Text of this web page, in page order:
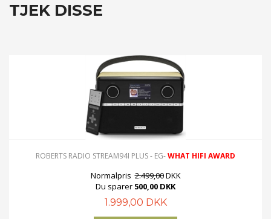
TJEK DISSE
ROBERTS RADIO STREAM94I PLUS - EG-WHAT HIFI AWARD
Normalpris 2.499,00DKK
Du sparer 500,00 DKK
1.999,00 DKK